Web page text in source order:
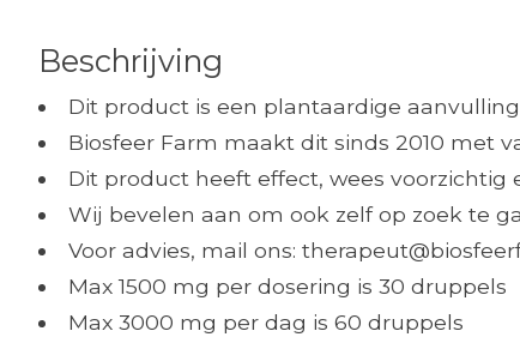
Beschrijving
Dit product is een plantaardige
Biosfeer Farm maakt dit sinds 2010 met
Dit product heeft effect, wees
Wij bevelen aan om ook zelf op zoek te
Voor advies, mail ons:
Max 1500 mg per dosering is 30 druppels
Max 3000 mg per dag is 60 druppels